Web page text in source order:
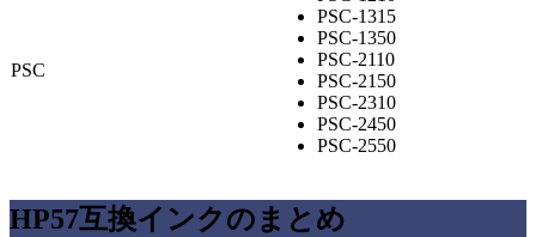
PSC
PSC-1315
PSC-1350
PSC-2110
PSC-2150
PSC-2310
PSC-2450
PSC-2550
HP57互換インクのまとめ